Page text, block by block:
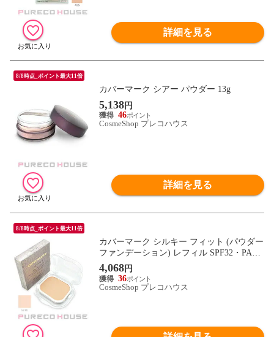
詳細を見る
8/8時点_ポイント最大11倍
カバーマーク シアー パウダー 13g
5,138円
46
CosmeShop プレコハウス
詳細を見る
8/8時点_ポイント最大11倍
カバーマーク シルキー フィット (パウダー
ファンデーション) レフィル SPF32・PA++
+ #SP10
4,068円
36
CosmeShop プレコハウス